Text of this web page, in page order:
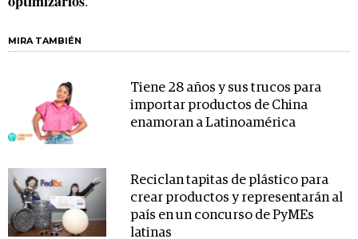
MIRA TAMBIÉN
Tiene 28 años y sus trucos para
importar productos de China
enamoran a Latinoamérica
Reciclan tapitas de plástico para
crear productos y representarán al
país en un concurso de PyMEs
latinas